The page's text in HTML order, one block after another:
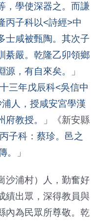
，學使深器之。而謙
丙子科以<詩經>中
士咸被甄陶。其次子
綦嚴。乾隆乙卯領鄉
，有自來矣。
」
三年戊辰科<吳信中
人，授咸安宮學漢
教授。
」《新安縣
子科：蔡珍。邑之
。
」
沙浦村）人，勤奮好
績出眾，深得教員與
內為民眾所尊敬。乾